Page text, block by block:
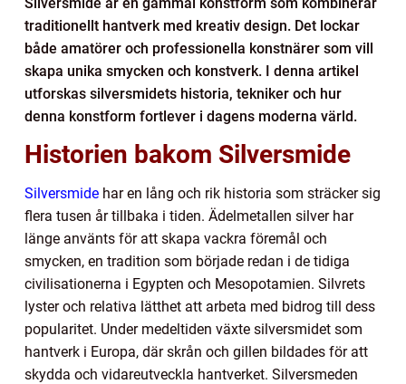
traditionellt hantverk med kreativ design. Det lockar
både amatörer och professionella konstnärer som vill
skapa unika smycken och konstverk. I denna artikel
utforskas silversmidets historia, tekniker och hur
denna konstform fortlever i dagens moderna värld.
Historien bakom Silversmide
Silversmide har en lång och rik historia som sträcker sig
flera tusen år tillbaka i tiden. Ädelmetallen silver har
länge använts för att skapa vackra föremål och
smycken, en tradition som började redan i de tidiga
civilisationerna i Egypten och Mesopotamien. Silvrets
lyster och relativa lätthet att arbeta med bidrog till dess
popularitet. Under medeltiden växte silversmidet som
hantverk i Europa, där skrån och gillen bildades för att
skydda och vidareutveckla hantverket. Silversmeden